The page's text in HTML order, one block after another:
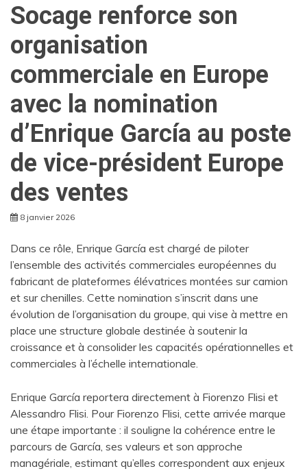
Socage renforce son
organisation
commerciale en Europe
avec la nomination
d’Enrique García au poste
de vice-président Europe
des ventes
8 janvier 2026
Dans ce rôle, Enrique García est chargé de piloter
l’ensemble des activités commerciales européennes du
fabricant de plateformes élévatrices montées sur camion
et sur chenilles. Cette nomination s’inscrit dans une
évolution de l’organisation du groupe, qui vise à mettre en
place une structure globale destinée à soutenir la
croissance et à consolider les capacités opérationnelles et
commerciales à l’échelle internationale.
Enrique García reportera directement à Fiorenzo Flisi et
Alessandro Flisi. Pour Fiorenzo Flisi, cette arrivée marque
une étape importante : il souligne la cohérence entre le
parcours de García, ses valeurs et son approche
managériale, estimant qu’elles correspondent aux enjeux